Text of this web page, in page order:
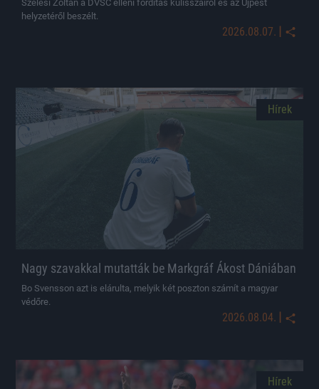
Szélesi Zoltán a DVSC elleni fordítás kulisszáiról és az Újpest
helyzetéről beszélt.
2026.08.07. |
Hírek
Nagy szavakkal mutatták be Markgráf Ákost Dániában
Bo Svensson azt is elárulta, melyik két poszton számít a magyar
védőre.
2026.08.04. |
Hírek